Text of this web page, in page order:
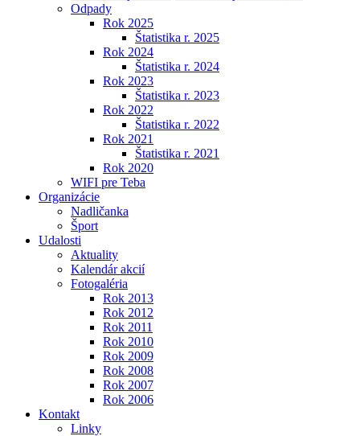
Odpady
Rok 2025
Štatistika r. 2025
Rok 2024
Štatistika r. 2024
Rok 2023
Štatistika r. 2023
Rok 2022
Štatistika r. 2022
Rok 2021
Štatistika r. 2021
Rok 2020
WIFI pre Teba
Organizácie
Nadličanka
Šport
Udalosti
Aktuality
Kalendár akcií
Fotogaléria
Rok 2013
Rok 2012
Rok 2011
Rok 2010
Rok 2009
Rok 2008
Rok 2007
Rok 2006
Kontakt
Linky